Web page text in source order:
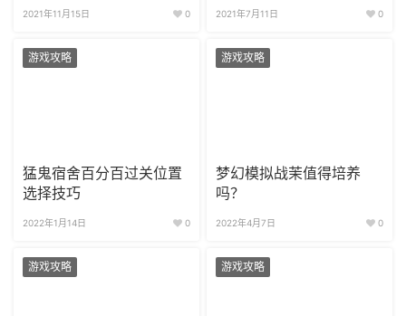
2021年11月15日 0 2021年7月11日 0
游戏攻略
猛鬼宿舍百分百过关位置
选择技巧
2022年1月14日 0
游戏攻略
梦幻模拟战茉值得培养
吗？
2022年4月7日 0
游戏攻略 游戏攻略